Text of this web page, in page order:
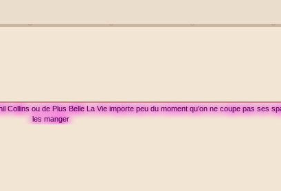
Collins ou de Plus Belle La Vie importe peu du moment qu’on ne coupe pas ses
les manger